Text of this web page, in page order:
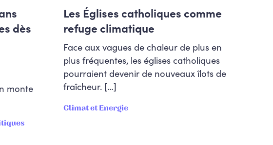
dès
monte
Les Églises catholiques comme
refuge climatique
Face aux vagues de chaleur de plus en
plus fréquentes, les églises catholiques
pourraient devenir de nouveaux îlots de
fraîcheur. […]
Climat et Energie